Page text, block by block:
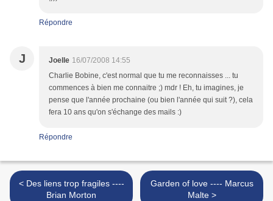
Répondre
J Joelle 16/07/2008 14:55
Charlie Bobine, c'est normal que tu me reconnaisses ... tu
commences à bien me connaitre ;) mdr ! Eh, tu imagines, je
pense que l'année prochaine (ou bien l'année qui suit ?), cela
fera 10 ans qu'on s'échange des mails :)
Répondre
< Des liens trop fragiles ----
Brian Morton
Garden of love ---- Marcus
Malte >